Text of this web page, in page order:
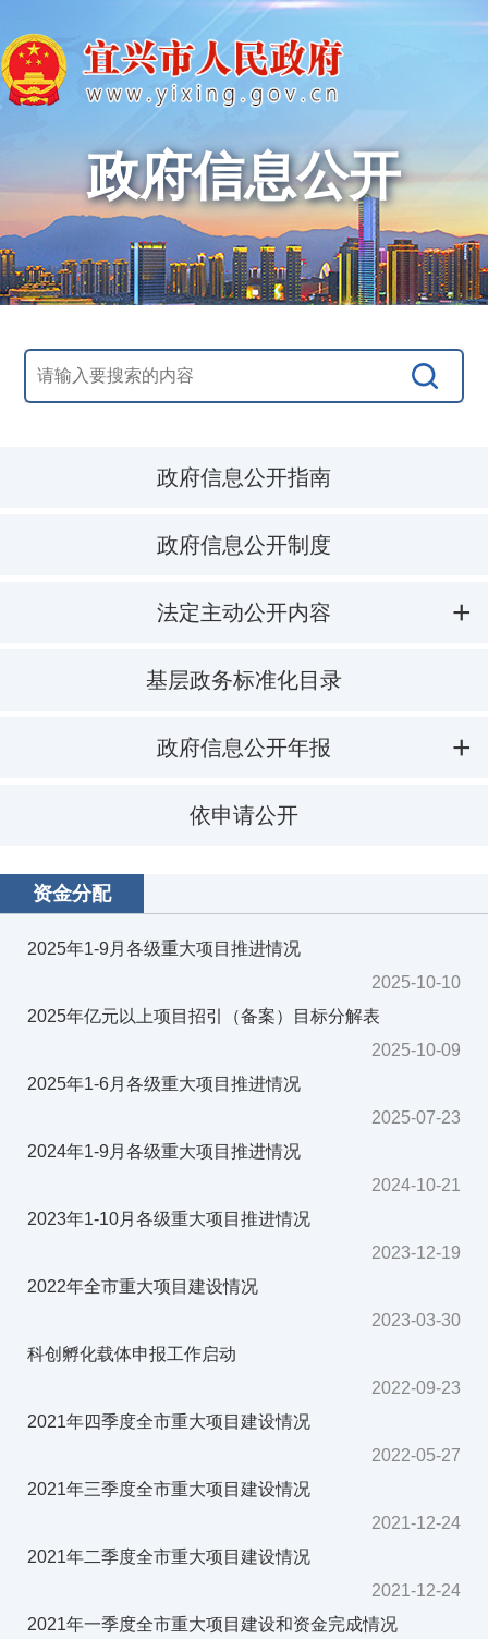
政府信息公开
政府信息公开指南
政府信息公开制度
法定主动公开内容
基层政务标准化目录
政府信息公开年报
依申请公开
资金分配
2025年1-9月各级重大项目推进情况
2025-10-10
2025年亿元以上项目招引（备案）目标分解表
2025-10-09
2025年1-6月各级重大项目推进情况
2025-07-23
2024年1-9月各级重大项目推进情况
2024-10-21
2023年1-10月各级重大项目推进情况
2023-12-19
2022年全市重大项目建设情况
2023-03-30
科创孵化载体申报工作启动
2022-09-23
2021年四季度全市重大项目建设情况
2022-05-27
2021年三季度全市重大项目建设情况
2021-12-24
2021年二季度全市重大项目建设情况
2021-12-24
2021年一季度全市重大项目建设和资金完成情况